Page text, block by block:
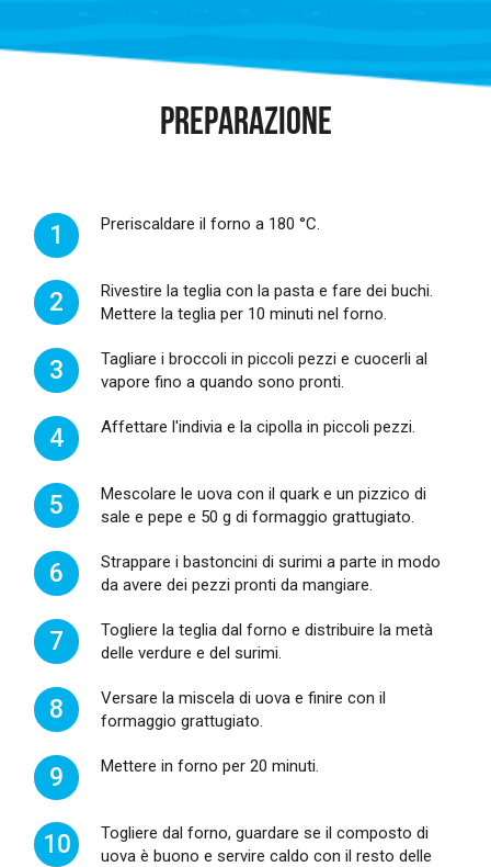
PREPARAZIONE
1 Preriscaldare il forno a 180 °C.
2
Rivestire la teglia con la pasta e fare dei buchi.
Mettere la teglia per 10 minuti nel forno.
3
Tagliare i broccoli in piccoli pezzi e cuocerli al
vapore fino a quando sono pronti.
4 Affettare l'indivia e la cipolla in piccoli pezzi.
5
Mescolare le uova con il quark e un pizzico di
sale e pepe e 50 g di formaggio grattugiato.
6
Strappare i bastoncini di surimi a parte in modo
da avere dei pezzi pronti da mangiare.
7
Togliere la teglia dal forno e distribuire la metà
delle verdure e del surimi.
8
Versare la miscela di uova e finire con il
formaggio grattugiato.
9 Mettere in forno per 20 minuti.
10
Togliere dal forno, guardare se il composto di
uova è buono e servire caldo con il resto delle